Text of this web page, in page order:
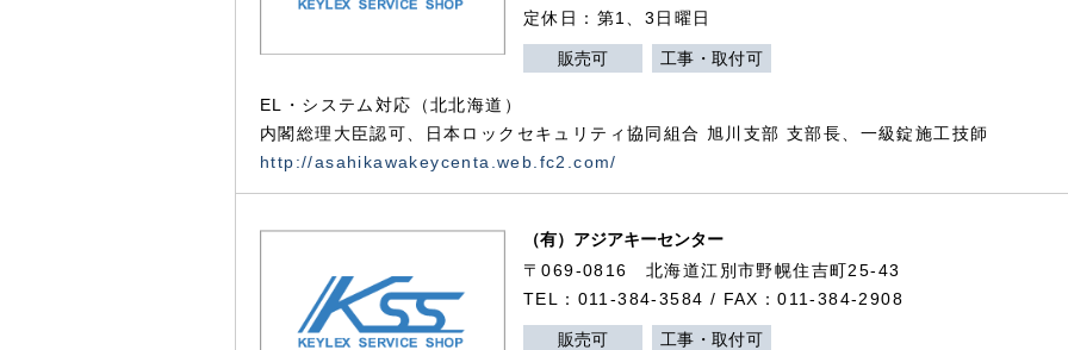
定休日：第1、3日曜日
販売可 工事・取付可
EL・システム対応（北北海道）
内閣総理大臣認可、日本ロックセキュリティ協同組合 旭川支部 支部長、一級錠施工技師
http://asahikawakeycenta.web.fc2.com/
（有）アジアキーセンター
〒069-0816 北海道江別市野幌住吉町25-43
TEL：011-384-3584 / FAX：011-384-2908
販売可 工事・取付可